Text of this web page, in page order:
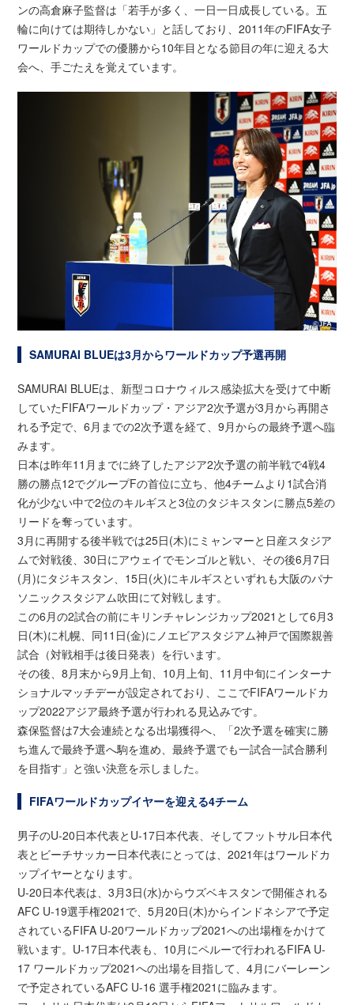
ンの高倉麻子監督は「若手が多く、一日一日成長している。五
輪に向けては期待しかない」と話しており、2011年のFIFA女子
ワールドカップでの優勝から10年目となる節目の年に迎える大
会へ、手ごたえを覚えています。
SAMURAI BLUEは3月からワールドカップ予選再開
SAMURAI BLUEは、新型コロナウィルス感染拡大を受けて中断
していたFIFAワールドカップ・アジア2次予選が3月から再開さ
れる予定で、6月までの2次予選を経て、9月からの最終予選へ臨
みます。
日本は昨年11月までに終了したアジア2次予選の前半戦で4戦4
勝の勝点12でグループFの首位に立ち、他4チームより1試合消
化が少ない中で2位のキルギスと3位のタジキスタンに勝点5差の
リードを奪っています。
3月に再開する後半戦では25日(木)にミャンマーと日産スタジア
ムで対戦後、30日にアウェイでモンゴルと戦い、その後6月7日
(月)にタジキスタン、15日(火)にキルギスといずれも大阪のパナ
ソニックスタジアム吹田にて対戦します。
この6月の2試合の前にキリンチャレンジカップ2021として6月3
日(木)に札幌、同11日(金)にノエビアスタジアム神戸で国際親善
試合（対戦相手は後日発表）を行います。
その後、8月末から9月上旬、10月上旬、11月中旬にインターナ
ショナルマッチデーが設定されており、ここでFIFAワールドカ
ップ2022アジア最終予選が行われる見込みです。
森保監督は7大会連続となる出場獲得へ、「2次予選を確実に勝
ち進んで最終予選へ駒を進め、最終予選でも一試合一試合勝利
を目指す」と強い決意を示しました。
FIFAワールドカップイヤーを迎える4チーム
男子のU-20日本代表とU-17日本代表、そしてフットサル日本代
表とビーチサッカー日本代表にとっては、2021年はワールドカ
ップイヤーとなります。
U-20日本代表は、3月3日(水)からウズベキスタンで開催される
AFC U-19選手権2021で、5月20日(木)からインドネシアで予定
されているFIFA U-20ワールドカップ2021への出場権をかけて
戦います。U-17日本代表も、10月にペルーで行われるFIFA U-
17 ワールドカップ2021への出場を目指して、4月にバーレーン
で予定されているAFC U-16 選手権2021に臨みます。